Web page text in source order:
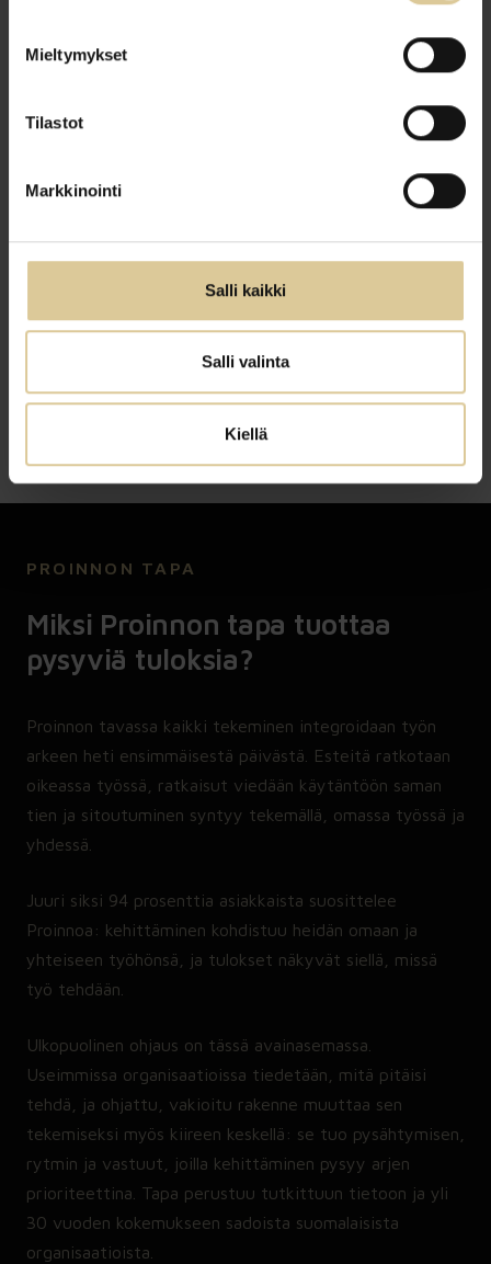
Mieltymykset
Tilastot
Markkinointi
Salli kaikki
Salli valinta
Kiellä
tämä kyky on, uudistuu ilman erillisiä
muutoshankkeita, kestää murrokset paremmin
Investointi sujuvuuteen maksaa itsensä takaisin
moninkertaisesti, koska säästöt eivät ole
kertaluontoisia vaan toistuvat vuosittain:
missä kohtaa työn virtaa organisaation suurin este tai
vahvistettava vahvuus on.
PROINNON TAPA
Miksi Proinnon tapa tuottaa
pysyviä tuloksia?
Proinnon tavassa kaikki tekeminen integroidaan työn
arkeen heti ensimmäisestä päivästä. Esteitä ratkotaan
oikeassa työssä, ratkaisut viedään käytäntöön saman
tien ja sitoutuminen syntyy tekemällä, omassa työssä ja
yhdessä.
Juuri siksi 94 prosenttia asiakkaista suosittelee
Proinnoa: kehittäminen kohdistuu heidän omaan ja
yhteiseen työhönsä, ja tulokset näkyvät siellä, missä
työ tehdään.
Ulkopuolinen ohjaus on tässä avainasemassa.
Useimmissa organisaatioissa tiedetään, mitä pitäisi
tehdä, ja ohjattu, vakioitu rakenne muuttaa sen
tekemiseksi myös kiireen keskellä: se tuo pysähtymisen,
rytmin ja vastuut, joilla kehittäminen pysyy arjen
prioriteettina. Tapa perustuu tutkittuun tietoon ja yli
30 vuoden kokemukseen sadoista suomalaisista
organisaatioista.